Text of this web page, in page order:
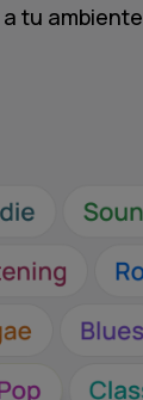
tu ambiente